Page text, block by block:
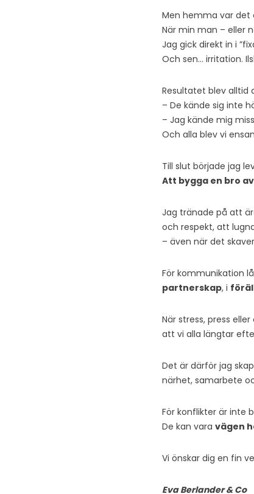
Men hemma var det
När min man – eller
Jag gick direkt in i
Och sen… irritation.
Resultatet blev alltid
– De kände sig inte
– Jag kände mig
Och alla blev vi
Till slut började jag
Att bygga en bro
Jag tränade på att
och respekt, att
– även när det
För kommunikation
partnerskap, i
När stress, press
att vi alla längtar
Det är därför jag
närhet, samarbete
För konflikter är inte
De kan vara vägen
Vi önskar dig en fin
Eva Berlander & Co